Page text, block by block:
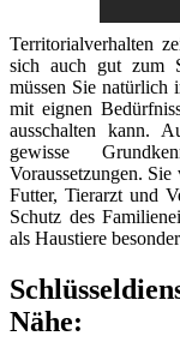
Territorialverhalten
sich auch gut zum
müssen Sie natürlich
mit eignen
ausschalten kann.
gewisse
Voraussetzungen.
Futter, Tierarzt und
Schutz des
als Haustiere
Nähe: